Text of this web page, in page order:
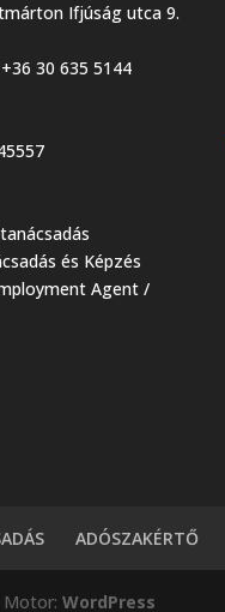
Ifjúság utca 9.
30 635 5144
és Képzés
Agent /
ADÓSZAKÉRTŐ
Motor:WordPress